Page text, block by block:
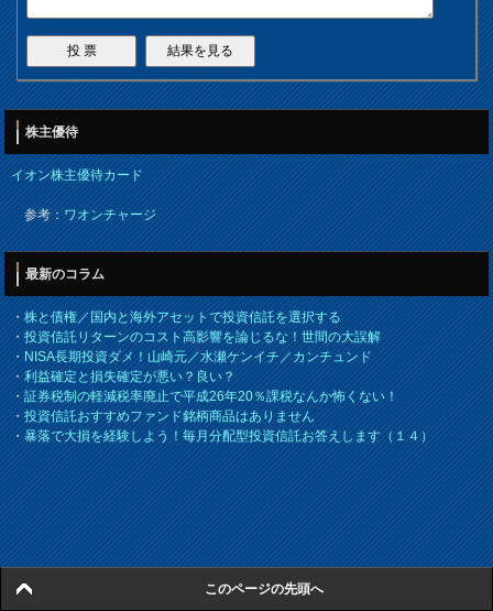
株主優待
イオン株主優待カード
参考：ワオンチャージ
最新のコラム
・株と債権／国内と海外アセットで投資信託を選択する
・投資信託リターンのコスト高影響を論じるな！世間の大誤解
・NISA長期投資ダメ！山崎元／水瀬ケンイチ／カンチュンド
・利益確定と損失確定が悪い？良い？
・証券税制の軽減税率廃止で平成26年20％課税なんか怖くない！
・投資信託おすすめファンド銘柄商品はありません
・暴落で大損を経験しよう！毎月分配型投資信託お答えします（１４）
スポンサードリンク
このページの先頭へ